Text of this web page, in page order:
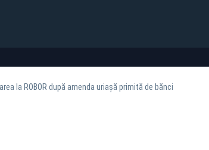
la ROBOR după amenda uriașă primită de bănci